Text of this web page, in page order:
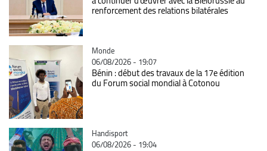
renforcement des relations bilatérales
Catégorie
Monde
06/08/2026 - 19:07
Bénin : début des travaux de la 17e édition
du Forum social mondial à Cotonou
Catégorie
Handisport
06/08/2026 - 19:04